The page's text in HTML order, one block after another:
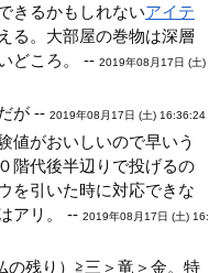
きるかもしれないアイテ
る。大部屋の巻物は深層
どころ。 --2019年08月17日 (土)
が --2019年08月17日 (土) 16:36:24
値がおいしいので早いう
階代後半辺りで投げるの
を引いた時に対応できな
アリ。 --2019年08月17日 (土) 16:
の残り）≧三＞竜＞金。特